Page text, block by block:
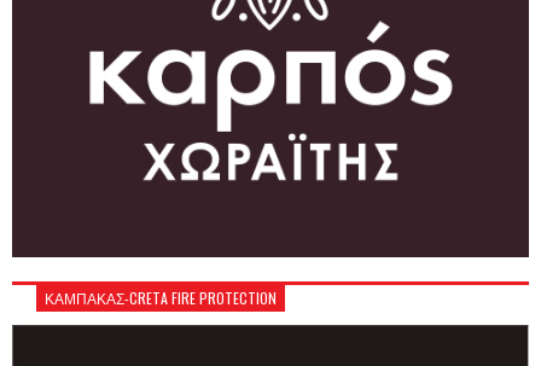
ΚΑΜΠΑΚΑΣ-CRETA FIRE PROTECTION